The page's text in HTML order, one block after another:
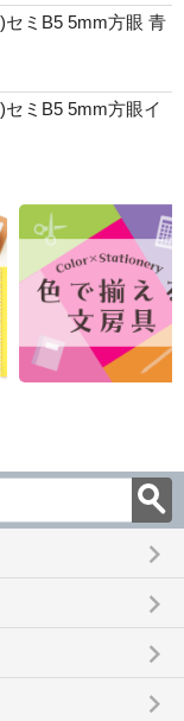
セミB5 5mm方眼 青
ミB5 5mm方眼イ
keyboard_arrow_right
keyboard_arrow_right
keyboard_arrow_right
keyboard_arrow_right